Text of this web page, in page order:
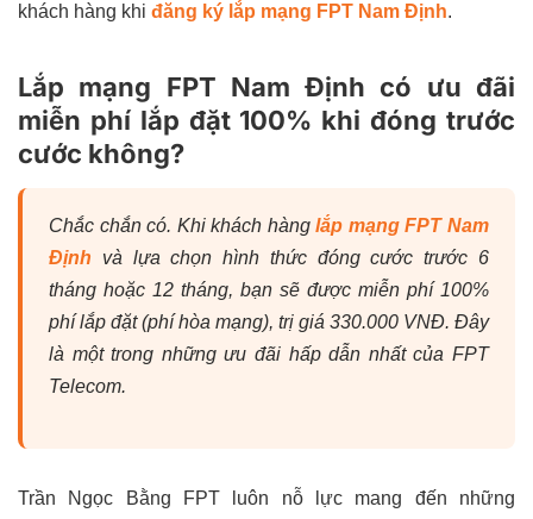
khách hàng khi đăng ký lắp mạng FPT Nam Định.
Lắp mạng FPT Nam Định có ưu đãi
miễn phí lắp đặt 100% khi đóng trước
cước không?
Chắc chắn có. Khi khách hànglắp mạng FPT Nam
Định và lựa chọn hình thức đóng cước trước 6
tháng hoặc 12 tháng, bạn sẽ được miễn phí 100%
phí lắp đặt (phí hòa mạng), trị giá 330.000 VNĐ. Đây
là một trong những ưu đãi hấp dẫn nhất của FPT
Telecom.
Trần Ngọc Bằng FPT luôn nỗ lực mang đến những